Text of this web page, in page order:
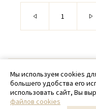
©
+ 7
Мы используем cookies
большего удобства его
использовать сайт, Вы
файлов cookies